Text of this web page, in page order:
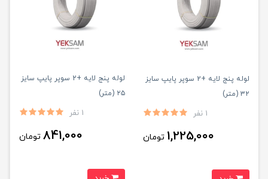
لوله پنج لایه +2 سوپر پایپ سایز
۳۲ (متر)
1 نفر
1,225,000 تومان
لوله پنج لایه +2 سوپر پایپ سایز
۲۵ (متر)
1 نفر
841,000 تومان